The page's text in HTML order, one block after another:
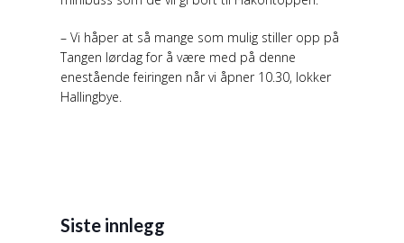
– Vi håper at så mange som mulig stiller opp på
Tangen lørdag for å være med på denne
enestående feiringen når vi åpner 10.30, lokker
Hallingbye.
Siste innlegg